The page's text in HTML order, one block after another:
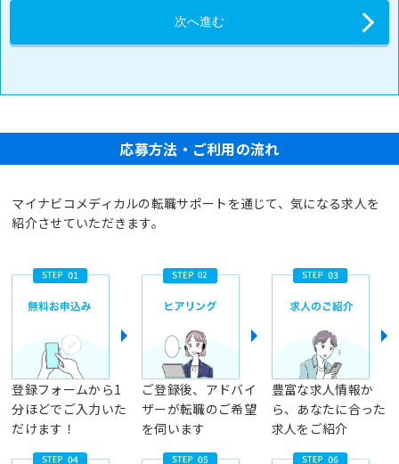
応募方法・ご利用の流れ
マイナビコメディカルの転職サポートを通じて、気になる求人を
紹介させていただきます。
登録フォームから1
分ほどでご入力いた
だけます！
ご登録後、アドバイ
ザーが転職のご希望
を伺います
豊富な求人情報か
ら、あなたに合った
求人をご紹介